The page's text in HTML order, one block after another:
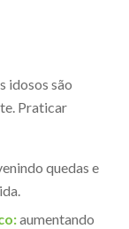
idosos são
Praticar
quedas e
aumentando